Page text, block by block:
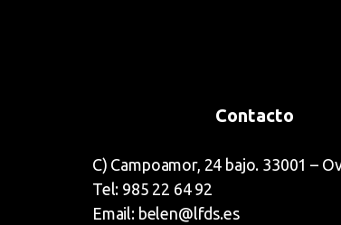
Contacto
C) Campoamor, 24 bajo. 33001 –
Tel: 985 22 64 92
Email: belen@lfds.es